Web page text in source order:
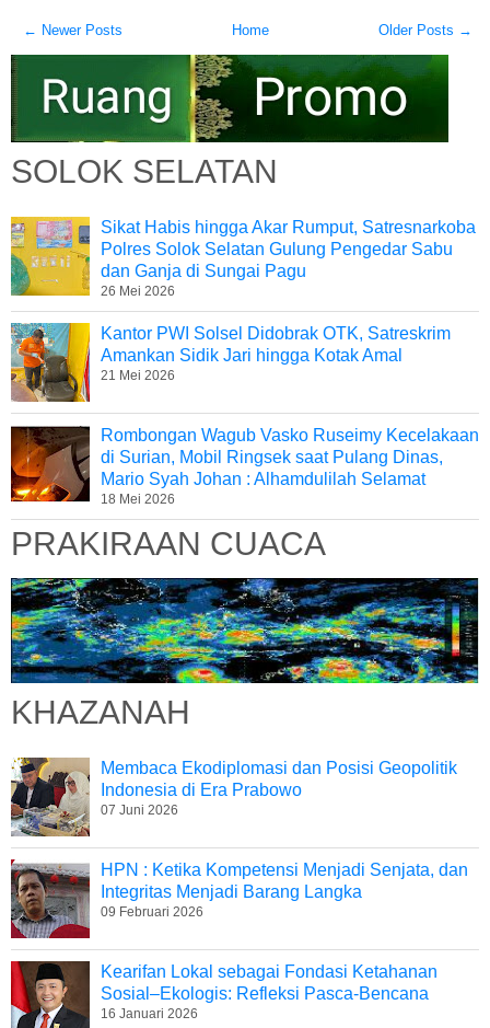
← Newer Posts Older Posts →
Home
SOLOK SELATAN
Sikat Habis hingga Akar Rumput, Satresnarkoba
Polres Solok Selatan Gulung Pengedar Sabu
dan Ganja di Sungai Pagu
26 Mei 2026
Kantor PWI Solsel Didobrak OTK, Satreskrim
Amankan Sidik Jari hingga Kotak Amal
21 Mei 2026
Rombongan Wagub Vasko Ruseimy Kecelakaan
di Surian, Mobil Ringsek saat Pulang Dinas,
Mario Syah Johan : Alhamdulilah Selamat
18 Mei 2026
PRAKIRAAN CUACA
KHAZANAH
Membaca Ekodiplomasi dan Posisi Geopolitik
Indonesia di Era Prabowo
07 Juni 2026
HPN : Ketika Kompetensi Menjadi Senjata, dan
Integritas Menjadi Barang Langka
09 Februari 2026
Kearifan Lokal sebagai Fondasi Ketahanan
Sosial–Ekologis: Refleksi Pasca-Bencana
16 Januari 2026